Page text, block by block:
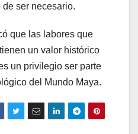
ser necesario.
que las labores que
un valor histórico
un privilegio ser parte
del Mundo Maya.